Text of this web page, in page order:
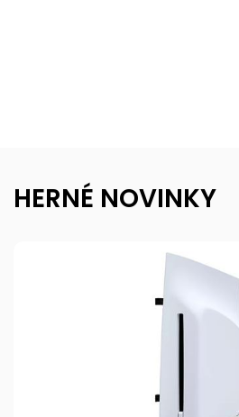
HERNÉ NOVINKY